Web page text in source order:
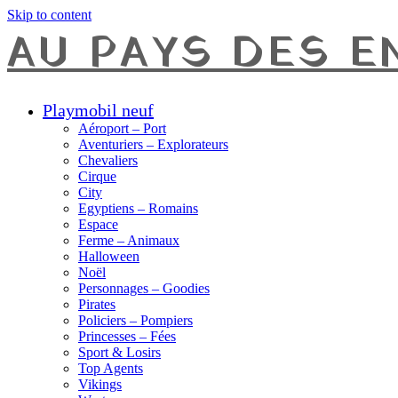
Skip to content
AU PAYS DES
Playmobil neuf
Aéroport – Port
Aventuriers – Explorateurs
Chevaliers
Cirque
City
Egyptiens – Romains
Espace
Ferme – Animaux
Halloween
Noël
Personnages – Goodies
Pirates
Policiers – Pompiers
Princesses – Fées
Sport & Losirs
Top Agents
Vikings